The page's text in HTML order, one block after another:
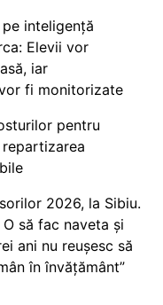
inteligență
Elevii vor
iar
fi monitorizate
pentru
2026, la Sibiu.
să fac naveta și
ani nu reușesc să
în învățământ”